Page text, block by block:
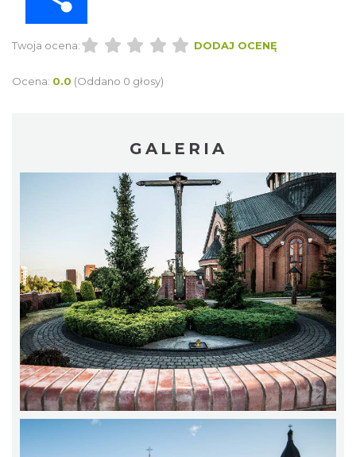
Twoja ocena: DODAJ OCENĘ
Ocena: 0.0 (Oddano 0 głosy)
GALERIA